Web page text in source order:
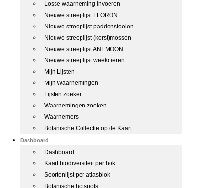
Losse waarneming invoeren
Nieuwe streeplijst FLORON
Nieuwe streeplijst paddenstoelen
Nieuwe streeplijst (korst)mossen
Nieuwe streeplijst ANEMOON
Nieuwe streeplijst weekdieren
Mijn Lijsten
Mijn Waarnemingen
Lijsten zoeken
Waarnemingen zoeken
Waarnemers
Botanische Collectie op de Kaart
Dashboard
Dashboard
Kaart biodiversiteit per hok
Soortenlijst per atlasblok
Botanische hotspots